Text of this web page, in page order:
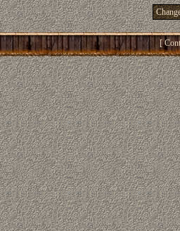
[